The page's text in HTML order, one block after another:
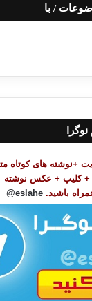
/ با
+نوشته های کوتاه
کلیپ + عکس نوشته
باشید. eslahe@